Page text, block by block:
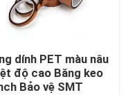
dính PET màu nâu
độ cao Băng keo
Bảo vệ SMT